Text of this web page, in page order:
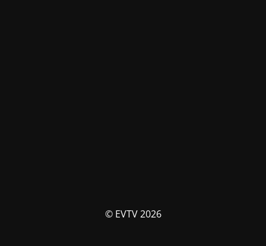
© EVTV 2026